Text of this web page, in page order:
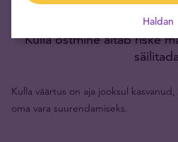
Kulla ostmine aitab riske
Kulla väärtus on aja jooksul
oma vara suurendamiseks.
Haldan